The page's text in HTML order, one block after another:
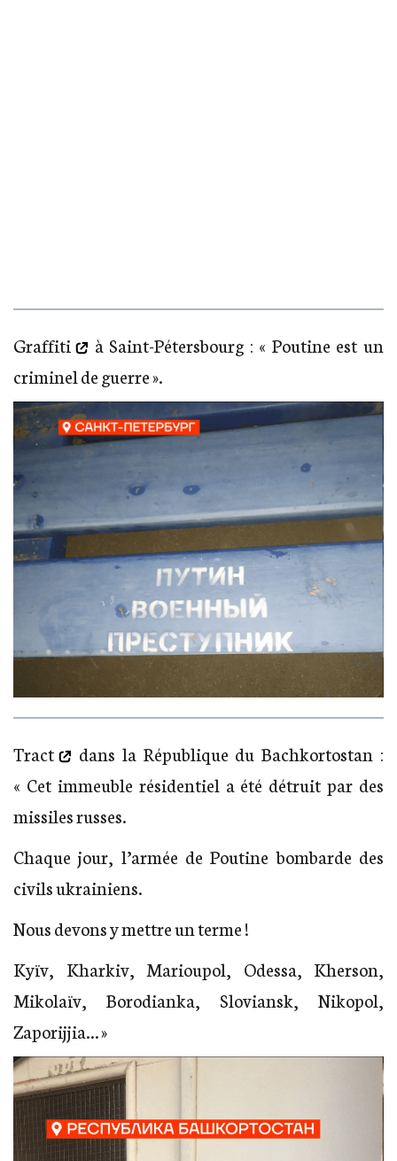
Graffiti
à Saint-Pétersbourg : « Poutine est un
criminel de guerre ».
Tract
dans la République du Bachkortostan :
« Cet immeuble résidentiel a été détruit par des
missiles russes.
Chaque jour, l’armée de Poutine bombarde des
civils ukrainiens.
Nous devons y mettre un terme !
Kyïv, Kharkiv, Marioupol, Odessa, Kherson,
Mikolaïv, Borodianka, Sloviansk, Nikopol,
Zaporijjia… »